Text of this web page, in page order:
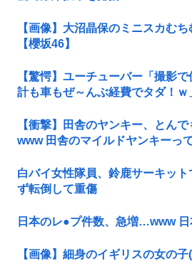
【画像】大沼晶保のミニスカむち
【櫻坂46】
【驚愕】ユーチューバー「撮影
計も車もぜ～んぶ経費でタダ！
【衝撃】田舎のヤンキー、とん
www 田舎のマイルドヤンキーっ
白バイ女性隊員、鈴鹿サーキッ
ず転倒して重傷
日本のレ●プ件数、急増…www
【画像】細身のイギリスの女の